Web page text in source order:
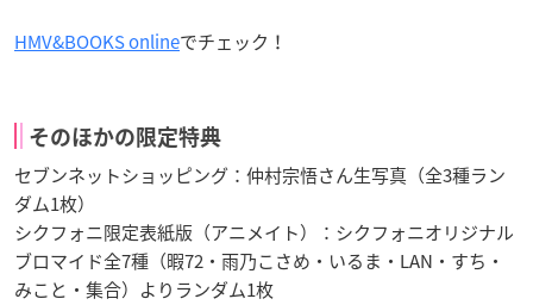
HMV&BOOKS onlineでチェック！
そのほかの限定特典
セブンネットショッピング：仲村宗悟さん生写真（全3種ラン
ダム1枚）
シクフォニ限定表紙版（アニメイト）：シクフォニオリジナル
ブロマイド全7種（暇72・雨乃こさめ・いるま・LAN・すち・
みこと・集合）よりランダム1枚